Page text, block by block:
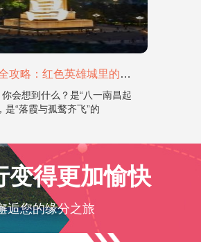
南昌旅游全攻略：红色英雄城里的烟火与山水
会想到什么？是“八一南昌起
是“落霞与孤鹜齐飞”的
变得更加愉快
逅您的缘分之旅